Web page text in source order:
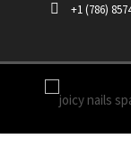
+1 (786)